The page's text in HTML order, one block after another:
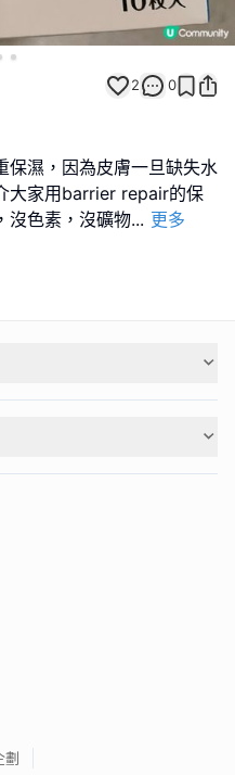
2 0
保濕，因為皮膚一旦缺失水
大家用barrier repair的保
沒色素，沒礦物... 更多
劃